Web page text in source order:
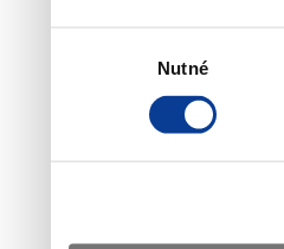
Nutné